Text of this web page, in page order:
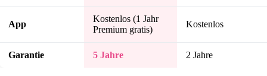
App
Kostenlos (1 Jahr
Premium gratis)
Kostenlos
Garantie 5 Jahre 2 Jahre